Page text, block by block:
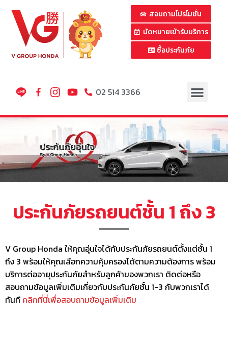
สอบถามโปรโมชั่น
นัดหมายเข้ารับบริการ
ซื้อประกันภัย
02 514 3366
ประกันภัยรถยนต์ชั้น 1 ถึง 3
V Group Honda ให้คุณอุ่นใจได้กับประกันภัยรถยนต์ตั้งแต่ชั้น 1
ถึง 3 พร้อมให้คุณเลือกความคุ้มครองได้ตามความต้องการ พร้อม
บริการต่ออายุประกันภัยสำหรับลูกค้าของพวกเรา ติดต่อหรือ
สอบถามข้อมูลเพิ่มเติมเกี่ยวกับประกันภัยชั้น 1-3 กับพวกเราได้
ทันที คลิกที่นี่เพื่อสอบถามข้อมูลเพิ่มเติม